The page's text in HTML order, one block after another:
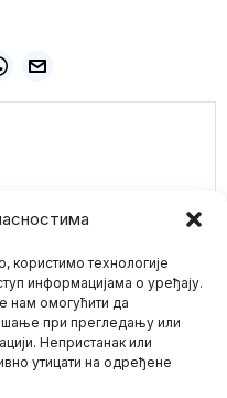
користимо технологије
информацијама о уређају.
нам омогућити да
при прегледању или
Непристанак или
утицати на одређене
od
u